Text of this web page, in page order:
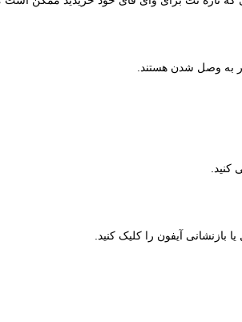
به وصل شدن هستند.
کنید.